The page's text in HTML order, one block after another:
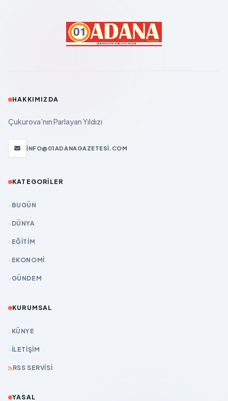
HAKKIMIZDA
Çukurova'nın Parlayan Yıldızı
INFO@01ADANAGAZETESI.COM
KATEGORILER
BUGÜN
DÜNYA
EĞİTİM
EKONOMİ
GÜNDEM
KURUMSAL
KÜNYE
İLETIŞIM
RSS SERVISI
YASAL